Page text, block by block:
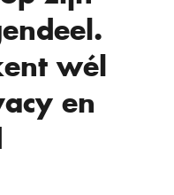
wél
en